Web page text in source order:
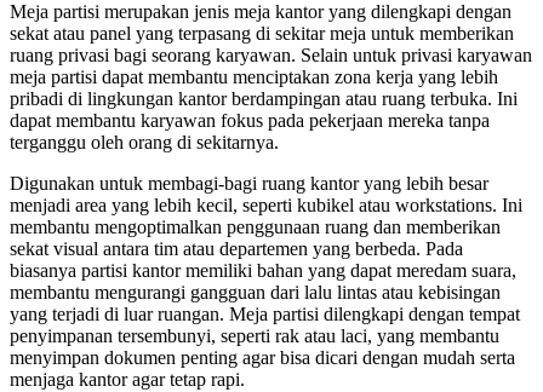
Meja partisi merupakan jenis meja kantor yang dilengkapi dengan
sekat atau panel yang terpasang di sekitar meja untuk memberikan
ruang privasi bagi seorang karyawan. Selain untuk privasi karyawan
meja partisi dapat membantu menciptakan zona kerja yang lebih
pribadi di lingkungan kantor berdampingan atau ruang terbuka. Ini
dapat membantu karyawan fokus pada pekerjaan mereka tanpa
terganggu oleh orang di sekitarnya.
Digunakan untuk membagi-bagi ruang kantor yang lebih besar
menjadi area yang lebih kecil, seperti kubikel atau workstations. Ini
membantu mengoptimalkan penggunaan ruang dan memberikan
sekat visual antara tim atau departemen yang berbeda. Pada
biasanya partisi kantor memiliki bahan yang dapat meredam suara,
membantu mengurangi gangguan dari lalu lintas atau kebisingan
yang terjadi di luar ruangan. Meja partisi dilengkapi dengan tempat
penyimpanan tersembunyi, seperti rak atau laci, yang membantu
menyimpan dokumen penting agar bisa dicari dengan mudah serta
menjaga kantor agar tetap rapi.